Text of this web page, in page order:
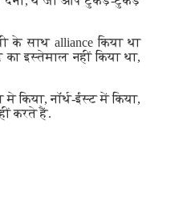
के साथ alliance किया था
इस्तेमाल नहीं किया था,
नॉर्थ-ईस्ट में किया,
करते हैं.